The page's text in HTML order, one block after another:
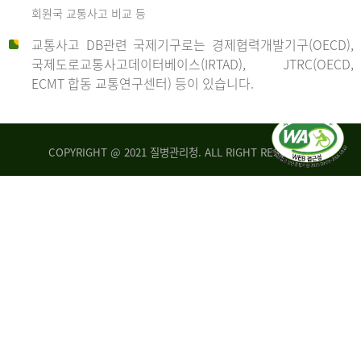
회원국 교통사고 비교 등
교통사고 DB관련 국제기구로는 경제협력개발기구(OECD),
국제도로교통사고데이터베이스(IRTAD), JTRC(OECD,
ECMT 합동 교통연구센터) 등이 있습니다.
COPYRIGHT @ 2021 질병관리청. ALL RIGHT RESERVED